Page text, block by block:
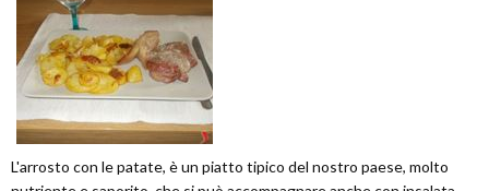
L'arrosto con le patate, è un piatto tipico del nostro paese, molto